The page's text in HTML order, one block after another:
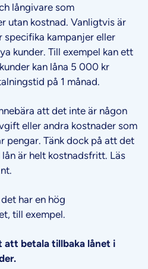
långivare som
utan kostnad. Vanligtvis är
specifika kampanjer eller
kunder. Till exempel kan ett
kan låna 5 000 kr
på 1 månad.
att det inte är någon
eller andra kostnader som
pengar. Tänk dock på att det
är helt kostnadsfritt. Läs
har en hög
till exempel.
att betala tillbaka lånet i